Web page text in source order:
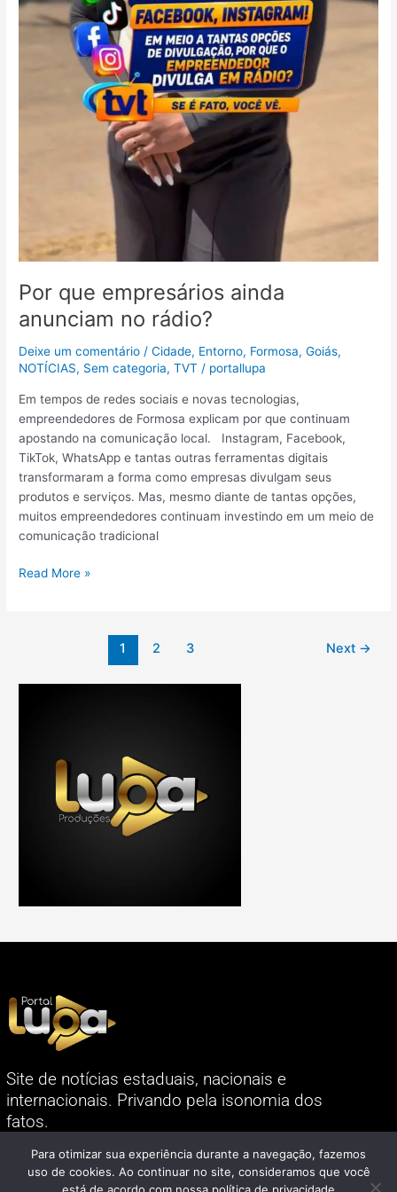
Por que empresários ainda
anunciam no rádio?
Deixe um comentário /Cidade, Entorno, Formosa,Goiás,
NOTÍCIAS, Sem categoria,TVT / portallupa
Em tempos de redes sociais e novas tecnologias,
empreendedores de Formosa explicam por que continuam
apostando na comunicação local. Instagram, Facebook,
TikTok, WhatsApp e tantas outras ferramentas digitais
transformaram a forma como empresas divulgam seus
produtos e serviços. Mas, mesmo diante de tantas opções,
muitos empreendedores continuam investindo em um meio de
comunicação tradicional
Read More »
1 2 3 Next →
Site de notícias estaduais, nacionais e
internacionais. Privando pela isonomia dos
fatos.
LinksPara otimizar sua experiência durante a navegação, fazemos
uso de cookies. Ao continuar no site, consideramos que você